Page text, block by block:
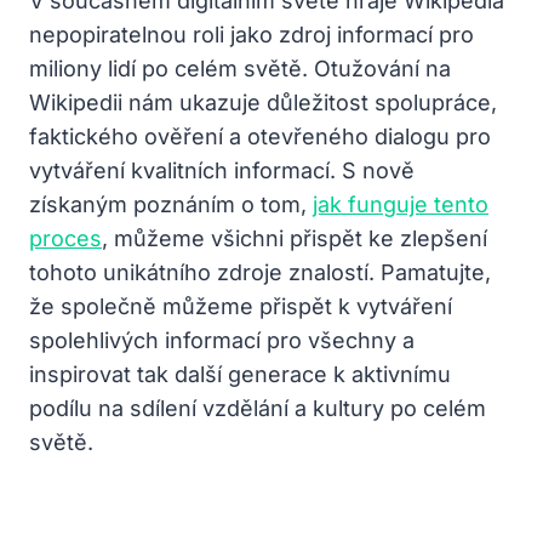
nepopiratelnou roli jako zdroj informací pro
miliony lidí po celém světě. Otužování na
Wikipedii nám ukazuje důležitost spolupráce,
faktického ověření a otevřeného dialogu pro
vytváření kvalitních informací. S nově
získaným poznáním o tom, jak funguje tento
proces, můžeme všichni přispět ke zlepšení
tohoto unikátního zdroje znalostí. Pamatujte,
že společně můžeme přispět k vytváření
spolehlivých informací pro všechny a
inspirovat tak další generace k aktivnímu
podílu na sdílení vzdělání a kultury po celém
světě.